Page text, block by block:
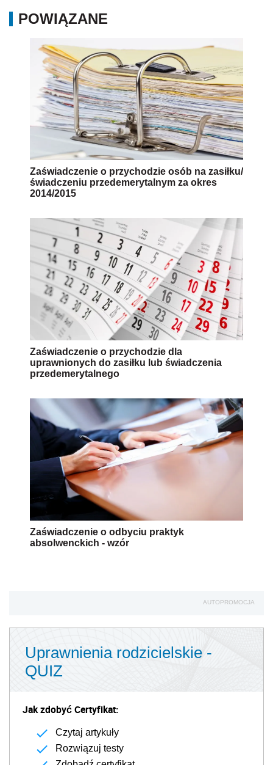
POWIĄZANE
Zaświadczenie o przychodzie osób na zasiłku/
świadczeniu przedemerytalnym za okres
2014/2015
Zaświadczenie o przychodzie dla
uprawnionych do zasiłku lub świadczenia
przedemerytalnego
Zaświadczenie o odbyciu praktyk
absolwenckich - wzór
AUTOPROMOCJA
Uprawnienia rodzicielskie -
QUIZ
Jak zdobyć Certyfikat:
Czytaj artykuły
Rozwiązuj testy